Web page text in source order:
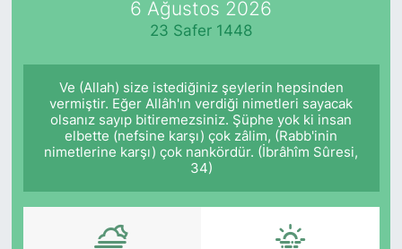
6 Ağustos 2026
23 Safer 1448
Ve (Allah) size istediğiniz şeylerin hepsinden
vermiştir. Eğer Allâh'ın verdiği nimetleri sayacak
olsanız sayıp bitiremezsiniz. Şüphe yok ki insan
elbette (nefsine karşı) çok zâlim, (Rabb'inin
nimetlerine karşı) çok nankördür. (İbrâhîm Sûresi,
34)
KÖŞE YAZILARI
KÖŞE YAZILARI (Arşiv)
KÜLTÜR SANAT